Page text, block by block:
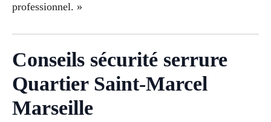
professionnel. »
Conseils sécurité serrure
Quartier Saint-Marcel
Marseille